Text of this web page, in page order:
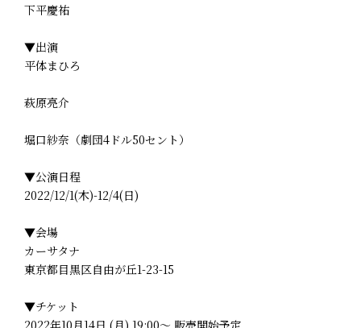
下平慶祐
▼出演
平体まひろ
萩原亮介
堀口紗奈（劇団4ドル50セント）
▼公演日程
2022/12/1(木)-12/4(日)
▼会場
カーサタナ
東京都目黒区自由が丘1-23-15
▼チケット
2022年10月14日 (月) 19:00～ 販売開始予定